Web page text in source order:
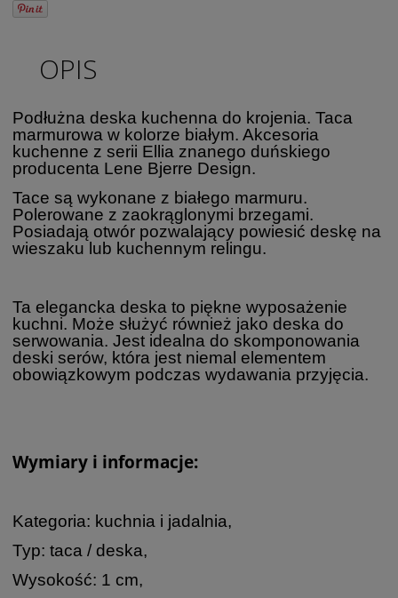
OPIS
Podłużna deska kuchenna do krojenia. Taca
marmurowa w kolorze białym. Akcesoria
kuchenne z serii Ellia znanego duńskiego
producenta Lene Bjerre Design.
Tace są wykonane z białego marmuru.
Polerowane z zaokrąglonymi brzegami.
Posiadają otwór pozwalający powiesić deskę na
wieszaku lub kuchennym relingu.
Ta elegancka deska to piękne wyposażenie
kuchni. Może służyć również jako deska do
serwowania. Jest idealna do skomponowania
deski serów, która jest niemal elementem
obowiązkowym podczas wydawania przyjęcia.
Wymiary i informacje:
Kategoria: kuchnia i jadalnia,
Typ: taca / deska,
Wysokość: 1 cm,